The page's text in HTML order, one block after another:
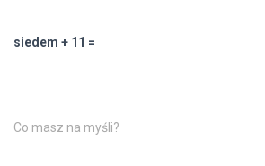
siedem + 11 =
Co masz na myśli?